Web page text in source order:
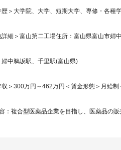
歴＞大学院、大学、短期大学、専修・各種
詳細＞富山第二工場住所：富山県富山市
婦中鵜坂駅、千里駅(富山県)
収＞300万円～462万円＜賃金形態＞月給
：複合型医薬品企業を目指し、医薬品の